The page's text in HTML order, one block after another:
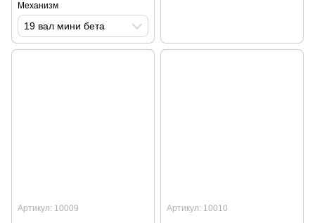
Механизм
19 вал мини бета
Артикул: 10009 Артикул: 10010